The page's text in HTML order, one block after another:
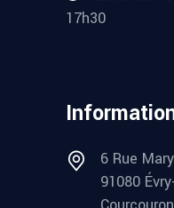
17h30
6 Rue
91080